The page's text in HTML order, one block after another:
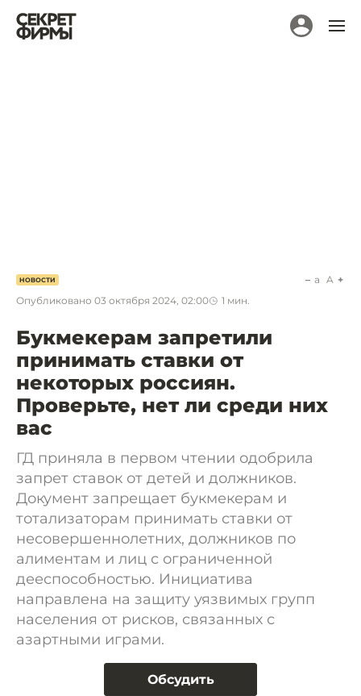
НОВОСТИ
Опубликовано 03 октября 2024, 02:00 1 мин.
a A
Букмекерам запретили
принимать ставки от
некоторых россиян.
Проверьте, нет ли среди них
вас
ГД приняла в первом чтении одобрила
запрет ставок от детей и должников.
Документ запрещает букмекерам и
тотализаторам принимать ставки от
несовершеннолетних, должников по
алиментам и лиц с ограниченной
дееспособностью. Инициатива
направлена на защиту уязвимых групп
населения от рисков, связанных с
азартными играми.
Обсудить